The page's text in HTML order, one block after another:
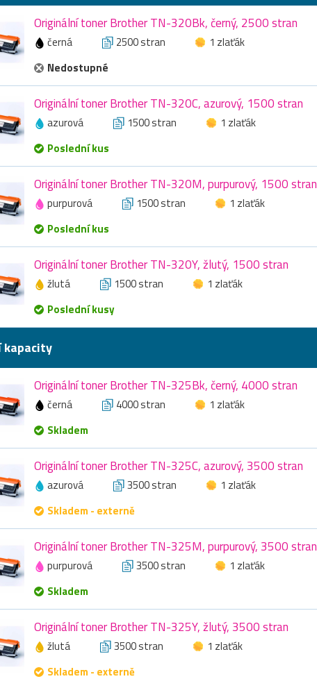
Originální toner Brother TN-320Bk, černý, 2500 stran
černá 2500 stran
1 zlaťák
Nedostupné
Originální toner Brother TN-320C, azurový, 1500 stran
azurová 1500 stran
1 zlaťák
Poslední kus
Originální toner Brother TN-320M, purpurový, 1500 stran
purpurová 1500 stran
1 zlaťák
Poslední kus
Originální toner Brother TN-320Y, žlutý, 1500 stran
žlutá 1500 stran
1 zlaťák
Poslední kusy
kapacity
Originální toner Brother TN-325Bk, černý, 4000 stran
černá 4000 stran
1 zlaťák
Skladem
Originální toner Brother TN-325C, azurový, 3500 stran
azurová 3500 stran
1 zlaťák
Skladem - externě
Originální toner Brother TN-325M, purpurový, 3500 stran
purpurová 3500 stran
1 zlaťák
Skladem
Originální toner Brother TN-325Y, žlutý, 3500 stran
žlutá 3500 stran
1 zlaťák
Skladem - externě